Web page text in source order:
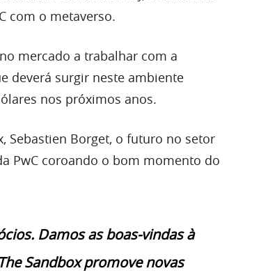
com o metaverso.
mercado a trabalhar com a
deverá surgir neste ambiente
nos próximos anos.
Sebastien Borget, o futuro no setor
PwC coroando o bom momento do
Damos as boas-vindas à
Sandbox promove novas